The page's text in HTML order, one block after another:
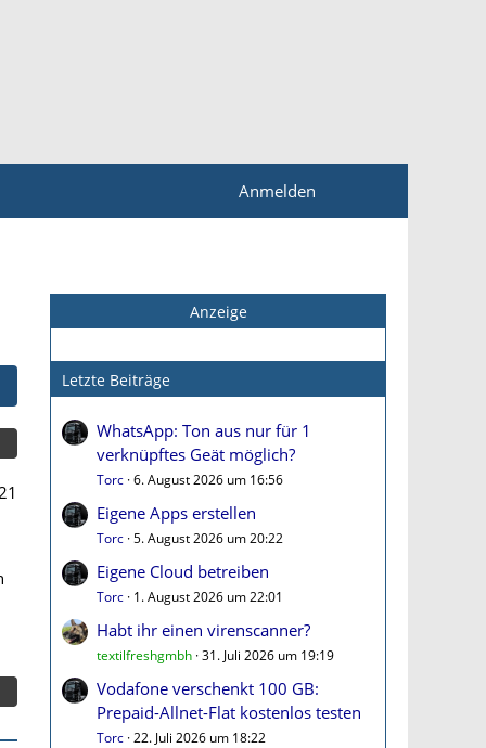
Anmelden
Anzeige
Letzte Beiträge
WhatsApp: Ton aus nur für 1
verknüpftes Geät möglich?
Torc 6. August 2026 um 16:56
Eigene Apps erstellen
Torc 5. August 2026 um 20:22
Eigene Cloud betreiben
Torc 1. August 2026 um 22:01
Habt ihr einen virenscanner?
textilfreshgmbh 31. Juli 2026 um 19:19
Vodafone verschenkt 100 GB:
Prepaid-Allnet-Flat kostenlos testen
Torc 22. Juli 2026 um 18:22